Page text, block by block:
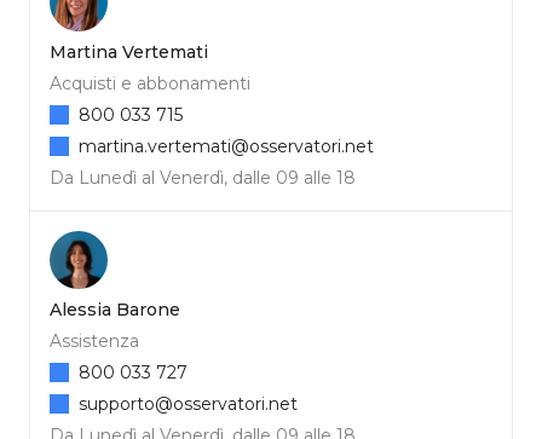
Martina Vertemati
Acquisti e abbonamenti
Da Lunedì al Venerdì, dalle 09 alle 18
800 033 715
martina.vertemati@osservatori.net
Alessia Barone
Assistenza
800 033 727
supporto@osservatori.net